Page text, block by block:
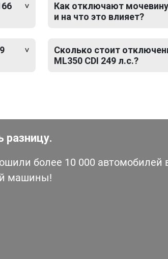
Как отключают мочевину
и на что это влияет?
Сколько стоит
ML350 CDI 249 л.с.?
разницу.
более 10 000 автомобилей
машины!